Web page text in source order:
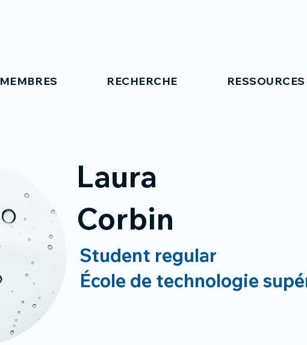
MEMBRES RECHERCHE RESSOURCES
Laura
Corbin
Student regular
École de technologie